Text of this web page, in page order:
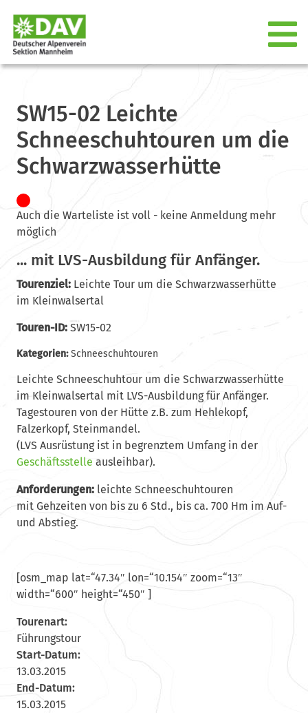
SW15-02 Leichte
Schneeschuhtouren um die
Schwarzwasserhütte
Auch die Warteliste ist voll - keine Anmeldung mehr
möglich
... mit LVS-Ausbildung für Anfänger.
Tourenziel:Leichte Tour um die Schwarzwasserhütte
im Kleinwalsertal
Touren-ID:SW15-02
Kategorien:Schneeschuhtouren
Leichte Schneeschuhtour um die Schwarzwasserhütte
im Kleinwalsertal mit LVS-Ausbildung für Anfänger.
Tagestouren von der Hütte z.B. zum Hehlekopf,
Falzerkopf, Steinmandel.
(LVS Ausrüstung ist in begrenztem Umfang in der
Geschäftsstelle ausleihbar).
Anforderungen: leichte Schneeschuhtouren
mit Gehzeiten von bis zu 6 Std., bis ca. 700 Hm im Auf-
und Abstieg.
[osm_map lat=“47.34″ lon=“10.154″ zoom=“13″
width=“600″ height=“450″ ]
Tourenart:
Führungstour
Start-Datum:
13.03.2015
End-Datum:
15.03.2015